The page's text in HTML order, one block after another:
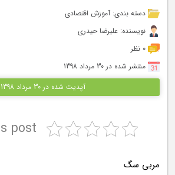
پادکست سگ ها
سمینار تهران 96
گواهینامه ها
دسته بندی:آموزش اقتصادی
نویسنده: علیرضا حیدری
0 نظر
منتشر شده در 30 مرداد 1398
آپدیت شده در 30 مرداد 1398
post
مربی سگ